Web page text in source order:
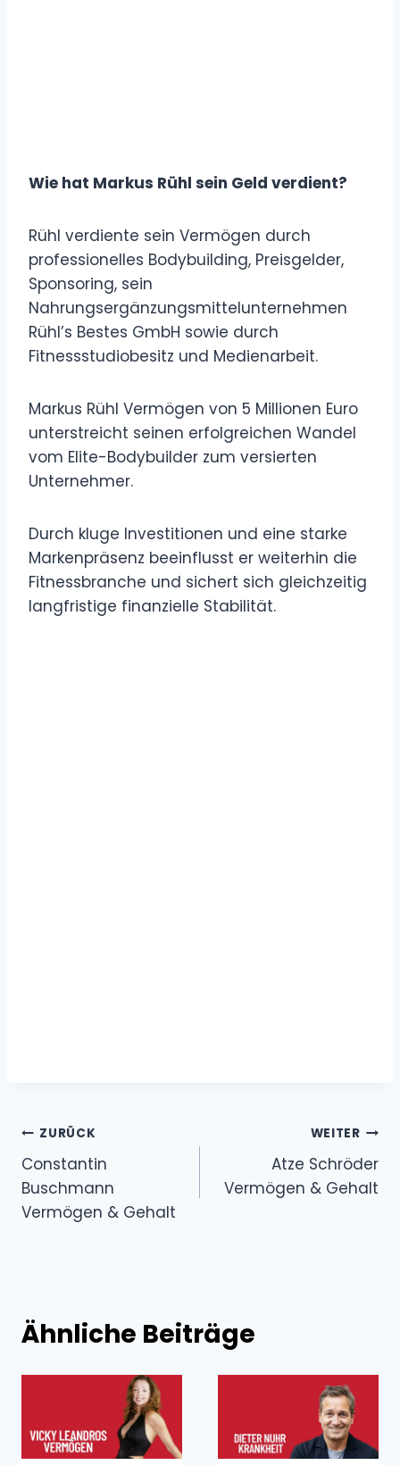
Wie hat Markus Rühl sein Geld verdient?
Rühl verdiente sein Vermögen durch
professionelles Bodybuilding, Preisgelder,
Sponsoring, sein
Nahrungsergänzungsmittelunternehmen
Rühl’s Bestes GmbH sowie durch
Fitnessstudiobesitz und Medienarbeit.
Markus Rühl Vermögen von 5 Millionen Euro
unterstreicht seinen erfolgreichen Wandel
vom Elite-Bodybuilder zum versierten
Unternehmer.
Durch kluge Investitionen und eine starke
Markenpräsenz beeinflusst er weiterhin die
Fitnessbranche und sichert sich gleichzeitig
langfristige finanzielle Stabilität.
Beitragsnavigation
ZURÜCK
Constantin
Buschmann
Vermögen & Gehalt
WEITER
Atze Schröder
Vermögen & Gehalt
Ähnliche Beiträge